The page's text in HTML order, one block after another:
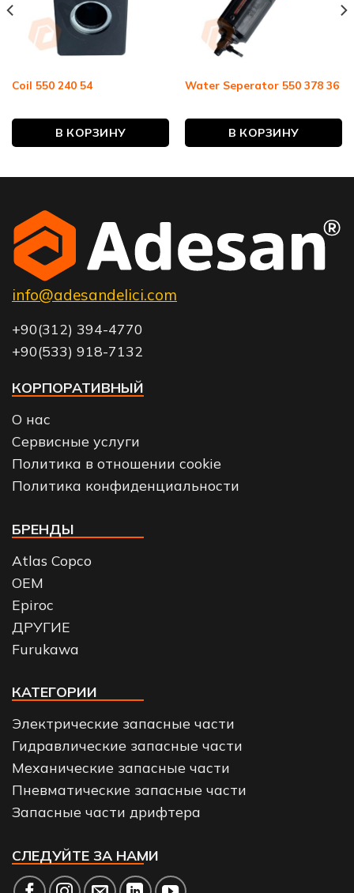
Coil 550 240 54
В КОРЗИНУ
Water Seperator 550 378 36
В КОРЗИНУ
info@adesandelici.com
+90(312) 394-4770
+90(533) 918-7132
КОРПОРАТИВНЫЙ
О нас
Сервисные услуги
Политика в отношении cookie
Политика конфиденциальности
БРЕНДЫ
Atlas Copco
OEM
Epiroc
ДРУГИЕ
Furukawa
КАТЕГОРИИ
Электрические запасные части
Гидравлические запасные части
Механические запасные части
Пневматические запасные части
Запасные части дрифтера
СЛЕДУЙТЕ ЗА НАМИ